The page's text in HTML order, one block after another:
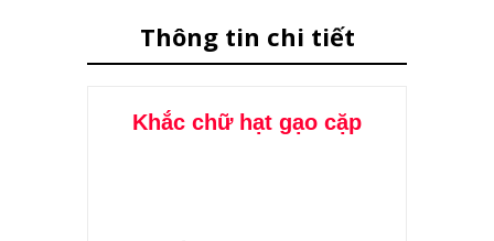
Thông tin chi tiết
Khắc chữ hạt gạo cặp